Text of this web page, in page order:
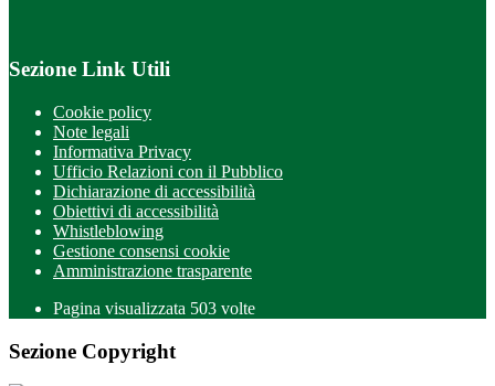
Sezione Link Utili
Cookie policy
Note legali
Informativa Privacy
Ufficio Relazioni con il Pubblico
Dichiarazione di accessibilità
Obiettivi di accessibilità
Whistleblowing
Gestione consensi cookie
Amministrazione trasparente
Pagina visualizzata 503 volte
Sezione Copyright